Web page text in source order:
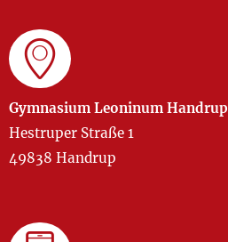
Gymnasium Leoninum Handrup
Hestruper Straße 1
49838 Handrup